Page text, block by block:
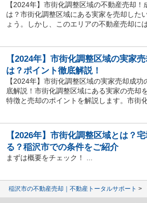
【2024年】市街化調整区域の不動産売却！
は？市街化調整区域にある実家を売却した
ょう。しかし、このエリアの不動産売却に
【2024年】市街化調整区域の実家
は？ポイント徹底解説！
【2024年】市街化調整区域の実家売却成
底解説！市街化調整区域にある実家の売却
特徴と売却のポイントを解説します。市街
【2026年】市街化調整区域とは？
る？稲沢市での条件をご紹介
まずは概要をチェック！ ...
稲沢市の不動産売却｜不動産トータルサポート